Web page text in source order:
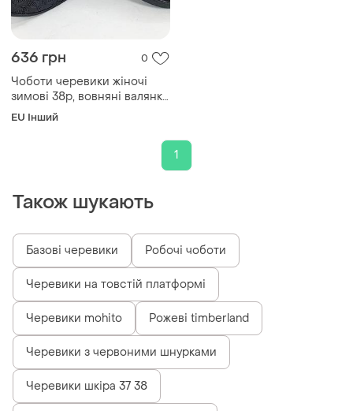
636 грн 0
Чоботи черевики жіночі
зимові 38р, вовняні валянки
жіночі, дутики з хутром
EU Інший
1
Також шукають
Базові черевики Робочі чоботи
Черевики на товстій платформі
Черевики mohito Рожеві timberland
Черевики з червоними шнурками
Черевики шкіра 37 38